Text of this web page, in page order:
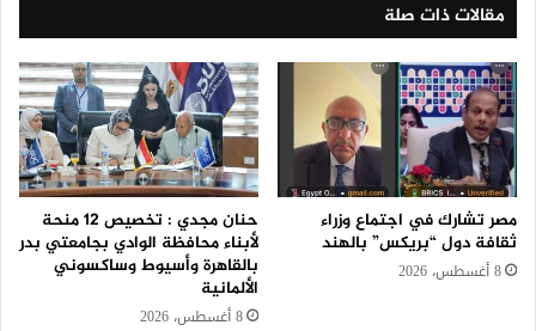
مقالات ذات صلة
مصر تشارك في اجتماع وزراء
ثقافة دول “بريكس” بالهند
8 أغسطس، 2026
حنان مجدي : تخصيص 12 منحة
لأبناء محافظة الوادي بجامعتي بدر
بالقاهرة وأسيوط وساكسوني
الألمانية
8 أغسطس، 2026